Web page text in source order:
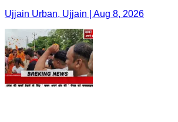
Ujjain Urban, Ujjain | Aug 8, 2026